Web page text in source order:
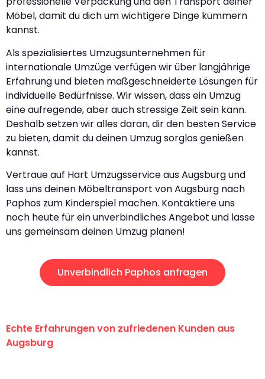
Möbel, damit du dich um wichtigere Dinge kümmern
kannst.
Als spezialisiertes Umzugsunternehmen für
internationale Umzüge verfügen wir über langjährige
Erfahrung und bieten maßgeschneiderte Lösungen für
individuelle Bedürfnisse. Wir wissen, dass ein Umzug
eine aufregende, aber auch stressige Zeit sein kann.
Deshalb setzen wir alles daran, dir den besten Service
zu bieten, damit du deinen Umzug sorglos genießen
kannst.
Vertraue auf Hart Umzugsservice aus Augsburg und
lass uns deinen Möbeltransport von Augsburg nach
Paphos zum Kinderspiel machen. Kontaktiere uns
noch heute für ein unverbindliches Angebot und lasse
uns gemeinsam deinen Umzug planen!
Unverbindlich Paphos anfragen
Echte Erfahrungen von zufriedenen Kunden aus
Augsburg